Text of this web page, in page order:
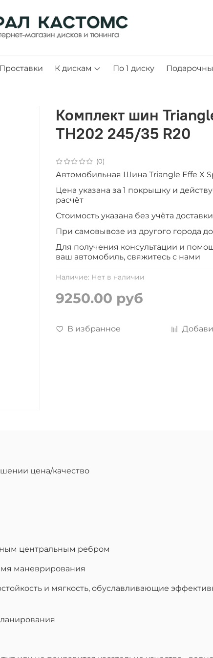
Проставки К дискам По 1 диску
(0)
Наличие: Нет в наличии
Комплект шин
TH202 245/35 R20
9250.00 руб
В избранное
Автомобильная Шина Triangle Effe X
Цена указана за 1 покрышку и
расчёт
Стоимость указана без учёта доставки
При самовывозе из другого города
Для получения консультации и
ваш автомобиль, свяжитесь с нами
цена/качество
центральным ребром
маневрирования
и мягкость, обуславливающие